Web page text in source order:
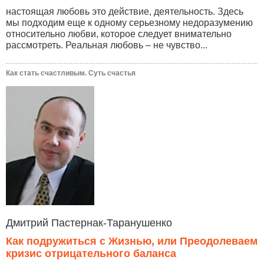
настоящая любовь это действие, деятельность. Здесь
мы подходим еще к одному серьезному недоразумению
относительно любви, которое следует внимательно
рассмотреть. Реальная любовь – не чувство...
Как стать счастливым. Суть счастья
Дмитрий Пастернак-Таранушенко
Как подружиться с Жизнью, или Преодолеваем
кризис отрицательного баланса